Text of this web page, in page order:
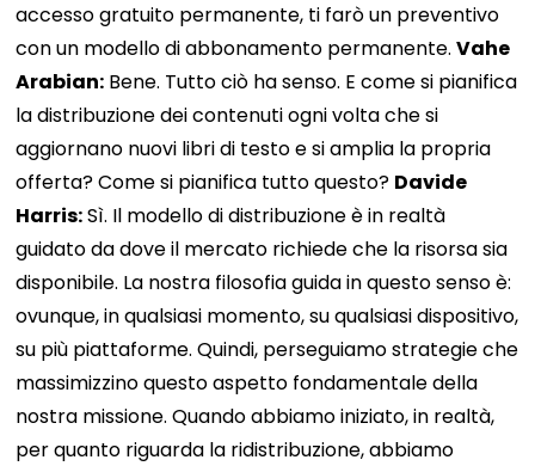
accesso gratuito permanente, ti farò un preventivo
con un modello di abbonamento permanente.Vahe
Arabian: Bene. Tutto ciò ha senso. E come si pianifica
la distribuzione dei contenuti ogni volta che si
aggiornano nuovi libri di testo e si amplia la propria
offerta? Come si pianifica tutto questo? Davide
Harris:Sì. Il modello di distribuzione è in realtà
guidato da dove il mercato richiede che la risorsa sia
disponibile. La nostra filosofia guida in questo senso è:
ovunque, in qualsiasi momento, su qualsiasi dispositivo,
su più piattaforme. Quindi, perseguiamo strategie che
massimizzino questo aspetto fondamentale della
nostra missione. Quando abbiamo iniziato, in realtà,
per quanto riguarda la ridistribuzione, abbiamo